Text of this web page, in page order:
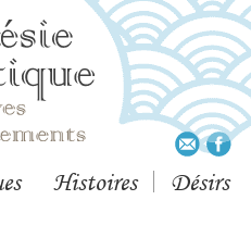
Histoires Désirs